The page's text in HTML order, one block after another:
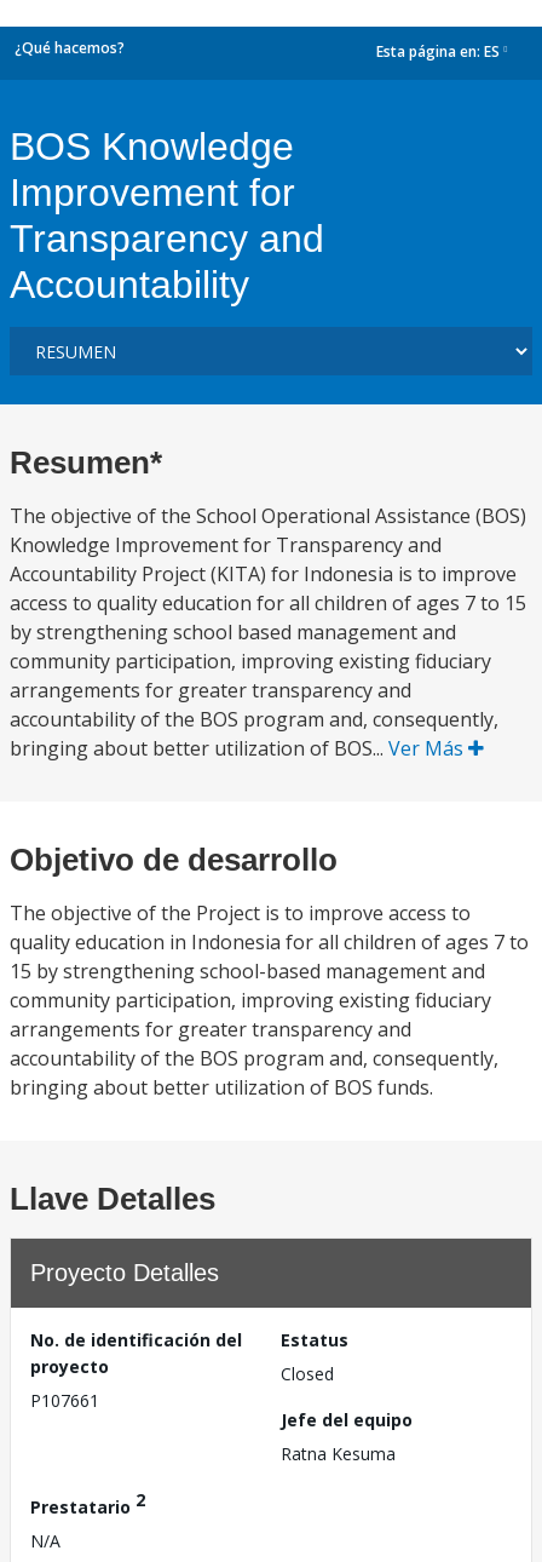
¿Qué hacemos? Esta página en: ES
BOS Knowledge
Improvement for
Transparency and
Accountability
Resumen*
The objective of the School Operational Assistance (BOS)
Knowledge Improvement for Transparency and
Accountability Project (KITA) for Indonesia is to improve
access to quality education for all children of ages 7 to 15
by strengthening school based management and
community participation, improving existing fiduciary
arrangements for greater transparency and
accountability of the BOS program and, consequently,
bringing about better utilization of BOS... Ver Más
Objetivo de desarrollo
The objective of the Project is to improve access to
quality education in Indonesia for all children of ages 7 to
15 by strengthening school-based management and
community participation, improving existing fiduciary
arrangements for greater transparency and
accountability of the BOS program and, consequently,
bringing about better utilization of BOS funds.
Llave Detalles
Proyecto Detalles
No. de identificación del
proyecto
P107661
Estatus
Closed
Jefe del equipo
Ratna Kesuma
Prestatario 2
N/A